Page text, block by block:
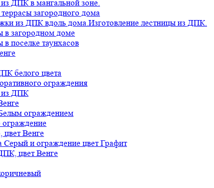
ДПК в мангальной зоне.
загородного дома
из ДПК вдоль дома.Изготовление лестницы из ДПК.
в загородном доме
в поселке таунхасов
белого цвета
ограждения
из ДПК
ограждением
ограждение
цвет Венге
Серый и ограждение цвет Графит
цвет Венге